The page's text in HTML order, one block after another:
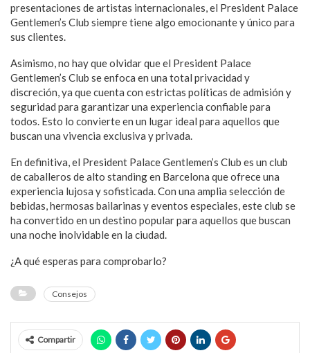
presentaciones de artistas internacionales, el President Palace
Gentlemen’s Club siempre tiene algo emocionante y único para
sus clientes.
Asimismo, no hay que olvidar que el President Palace
Gentlemen’s Club se enfoca en una total privacidad y
discreción, ya que cuenta con estrictas políticas de admisión y
seguridad para garantizar una experiencia confiable para
todos. Esto lo convierte en un lugar ideal para aquellos que
buscan una vivencia exclusiva y privada.
En definitiva, el President Palace Gentlemen’s Club es un club
de caballeros de alto standing en Barcelona que ofrece una
experiencia lujosa y sofisticada. Con una amplia selección de
bebidas, hermosas bailarinas y eventos especiales, este club se
ha convertido en un destino popular para aquellos que buscan
una noche inolvidable en la ciudad.
¿A qué esperas para comprobarlo?
Consejos
Compartir